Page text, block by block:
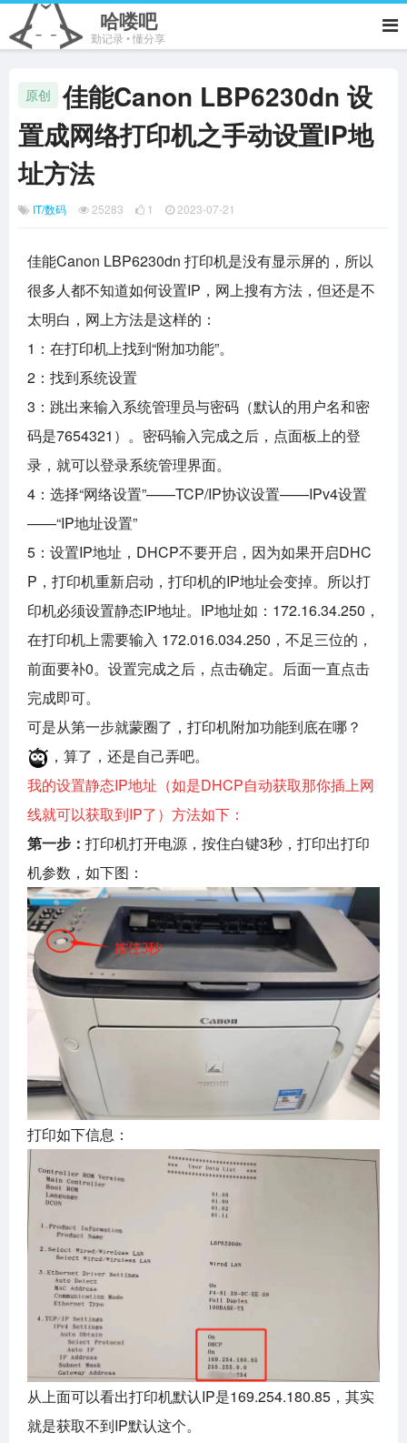
哈喽吧
勤记录 • 懂分享
原创
佳能Canon LBP6230dn 设
置成网络打印机之手动设置IP地
址方法
IT/数码 25283 1 2023-07-21
佳能Canon LBP6230dn 打印机是没有显示屏的，所以
很多人都不知道如何设置IP，网上搜有方法，但还是不
太明白，网上方法是这样的：
1：在打印机上找到“附加功能”。
2：找到系统设置
3：跳出来输入系统管理员与密码（默认的用户名和密
码是7654321）。密码输入完成之后，点面板上的登
录，就可以登录系统管理界面。
4：选择“网络设置”——TCP/IP协议设置——IPv4设置
——“IP地址设置”
5：设置IP地址，DHCP不要开启，因为如果开启DHC
P，打印机重新启动，打印机的IP地址会变掉。所以打
印机必须设置静态IP地址。IP地址如：172.16.34.250，
在打印机上需要输入 172.016.034.250，不足三位的，
前面要补0。设置完成之后，点击确定。后面一直点击
完成即可。
可是从第一步就蒙圈了，打印机附加功能到底在哪？
，算了，还是自己弄吧。
我的设置静态IP地址（如是DHCP自动获取那你插上网
线就可以获取到IP了）方法如下：
第一步： 打印机打开电源，按住白键3秒，打印出打印
机参数，如下图：
打印如下信息：
从上面可以看出打印机默认IP是169.254.180.85，其实
就是获取不到IP默认这个。